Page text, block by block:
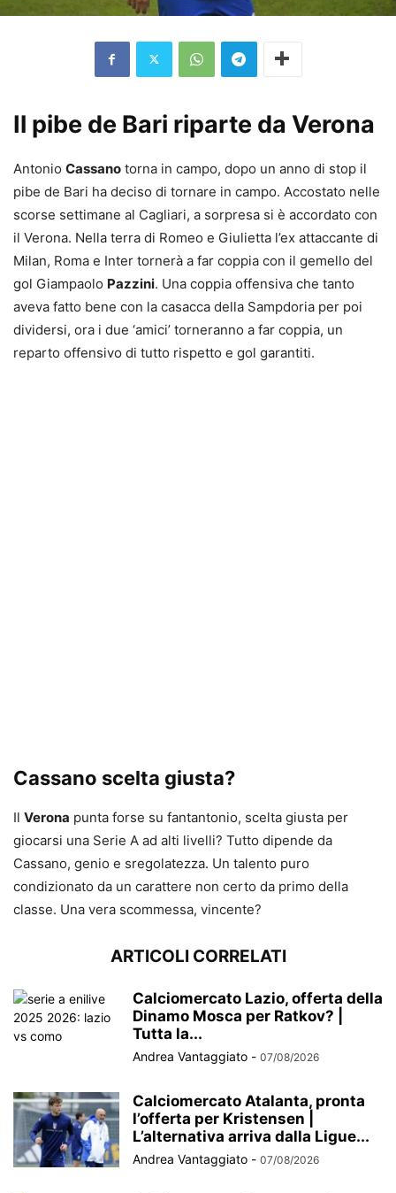
Il pibe de Bari riparte da Verona
Antonio Cassano torna in campo, dopo un anno di stop il
pibe de Bari ha deciso di tornare in campo. Accostato nelle
scorse settimane al Cagliari, a sorpresa si è accordato con
il Verona. Nella terra di Romeo e Giulietta l’ex attaccante di
Milan, Roma e Inter tornerà a far coppia con il gemello del
gol Giampaolo Pazzini. Una coppia offensiva che tanto
aveva fatto bene con la casacca della Sampdoria per poi
dividersi, ora i due ‘amici’ torneranno a far coppia, un
reparto offensivo di tutto rispetto e gol garantiti.
Cassano scelta giusta?
Il Verona punta forse su fantantonio, scelta giusta per
giocarsi una Serie A ad alti livelli? Tutto dipende da
Cassano, genio e sregolatezza. Un talento puro
condizionato da un carattere non certo da primo della
classe. Una vera scommessa, vincente?
ARTICOLI CORRELATI
Calciomercato Lazio, offerta della
Dinamo Mosca per Ratkov? |
Tutta la...
Andrea Vantaggiato - 07/08/2026
Calciomercato Atalanta, pronta
l’offerta per Kristensen |
L’alternativa arriva dalla Ligue...
Andrea Vantaggiato - 07/08/2026